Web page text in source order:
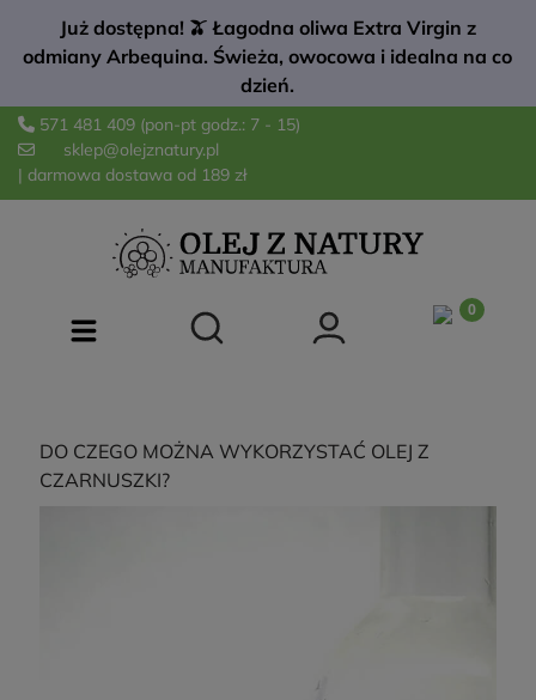
Już dostępna! 🫒 Łagodna oliwa Extra Virgin z
odmiany Arbequina. Świeża, owocowa i idealna na co
dzień.
571 481 409 (pon-pt godz.: 7 - 15)
sklep@olejznatury.pl
| darmowa dostawa od 189 zł
DO CZEGO MOŻNA WYKORZYSTAĆ OLEJ Z
CZARNUSZKI?